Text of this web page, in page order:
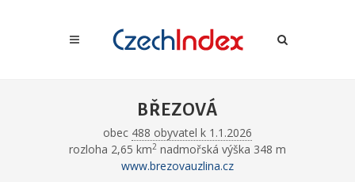
BŘEZOVÁ
obec 488 obyvatel k 1.1.2026
rozloha 2,65 km2 nadmořská výška 348 m
www.brezovauzlina.cz